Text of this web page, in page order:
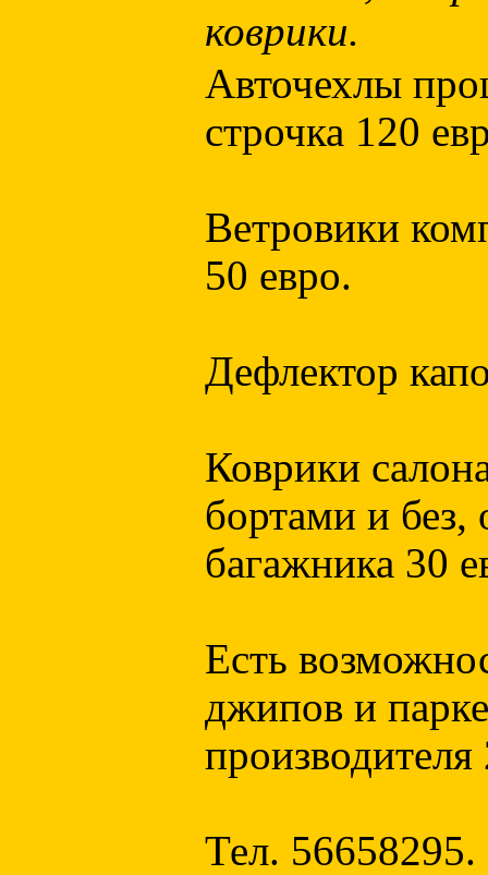
коврики.
Авточехлы
строчка 120
Ветровики
50 евро.
Дефлектор
Коврики
бортами и без,
багажника 30
Есть
джипов и
производителя
Тел. 56658295.